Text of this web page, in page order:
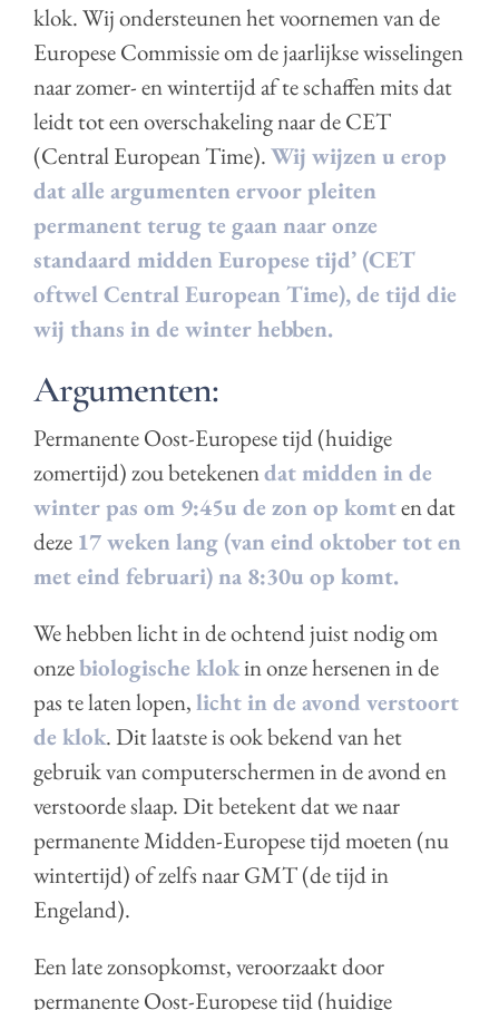
klok. Wij ondersteunen het voornemen van de
Europese Commissie om de jaarlijkse wisselingen
naar zomer- en wintertijd af te schaffen mits dat
leidt tot een overschakeling naar de CET
(Central European Time).Wij wijzen u erop
dat alle argumenten ervoor pleiten
permanent terug te gaan naar onze
standaard midden Europese tijd’ (CET
oftwel Central European Time), de tijd die
wij thans in de winter hebben.
Argumenten:
Permanente Oost-Europese tijd (huidige
zomertijd) zou betekenendat midden in de
winter pas om 9:45u de zon op komten dat
deze 17 weken lang (van eind oktober tot en
met eind februari) na 8:30u op komt.
We hebben licht in de ochtend juist nodig om
onzebiologische klokin onze hersenen in de
pas te laten lopen,licht in de avond verstoort
de klok. Dit laatste is ook bekend van het
gebruik van computerschermen in de avond en
verstoorde slaap. Dit betekent dat we naar
permanente Midden-Europese tijd moeten (nu
wintertijd) of zelfs naar GMT (de tijd in
Engeland).
Een late zonsopkomst, veroorzaakt door
permanente Oost-Europese tijd (huidige